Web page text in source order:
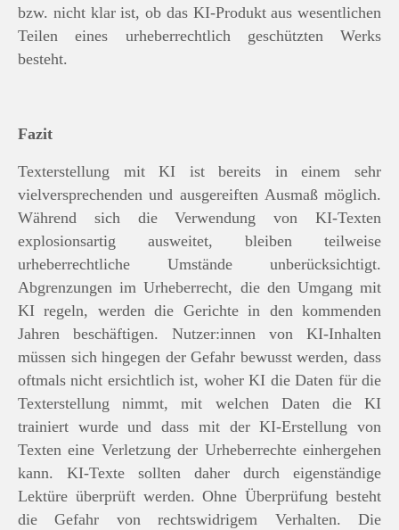
bzw. nicht klar ist, ob das KI-Produkt aus wesentlichen
Teilen eines urheberrechtlich geschützten Werks
besteht.
Fazit
Texterstellung mit KI ist bereits in einem sehr
vielversprechenden und ausgereiften Ausmaß möglich.
Während sich die Verwendung von KI-Texten
explosionsartig ausweitet, bleiben teilweise
urheberrechtliche Umstände unberücksichtigt.
Abgrenzungen im Urheberrecht, die den Umgang mit
KI regeln, werden die Gerichte in den kommenden
Jahren beschäftigen. Nutzer:innen von KI-Inhalten
müssen sich hingegen der Gefahr bewusst werden, dass
oftmals nicht ersichtlich ist, woher KI die Daten für die
Texterstellung nimmt, mit welchen Daten die KI
trainiert wurde und dass mit der KI-Erstellung von
Texten eine Verletzung der Urheberrechte einhergehen
kann. KI-Texte sollten daher durch eigenständige
Lektüre überprüft werden. Ohne Überprüfung besteht
die Gefahr von rechtswidrigem Verhalten. Die